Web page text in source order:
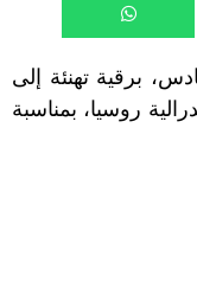
برقية تهنئة إلى
روسيا، بمناسبة